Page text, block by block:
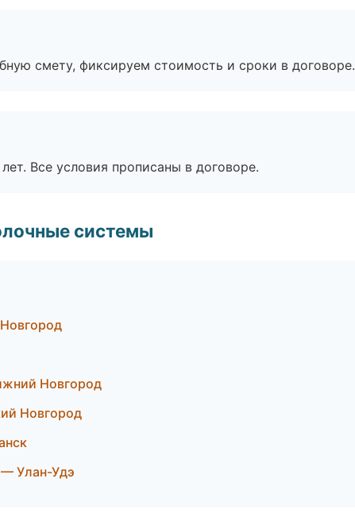
смету, фиксируем стоимость и сроки в договоре.
Все условия прописаны в договоре.
системы
Новгород
Новгород
— Улан-Удэ